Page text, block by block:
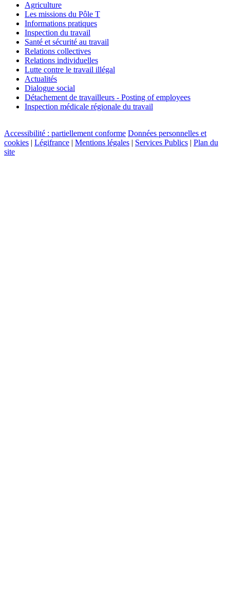
Agriculture
Les missions du Pôle T
Informations pratiques
Inspection du travail
Santé et sécurité au travail
Relations collectives
Relations individuelles
Lutte contre le travail illégal
Actualités
Dialogue social
Détachement de travailleurs - Posting of employees
Inspection médicale régionale du travail
Accessibilité : partiellement conforme Données personnelles et
cookies | Légifrance | Mentions légales | Services Publics | Plan du
site